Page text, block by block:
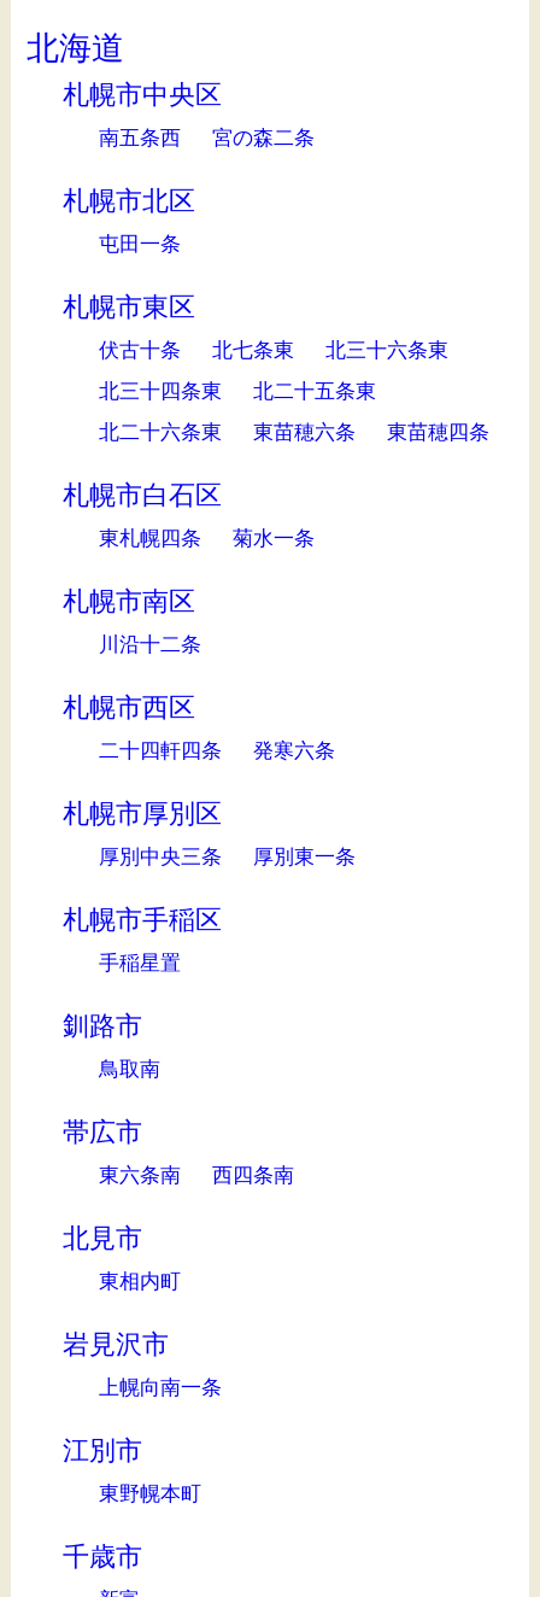
北海道
札幌市中央区
南五条西 宮の森二条
札幌市北区
屯田一条
札幌市東区
伏古十条 北七条東
北三十六条東
北三十四条東
北二十五条東
北二十六条東
東苗穂六条 東苗穂四条
札幌市白石区
東札幌四条 菊水一条
札幌市南区
川沿十二条
札幌市西区
二十四軒四条 発寒六条
札幌市厚別区
厚別中央三条 厚別東一条
札幌市手稲区
手稲星置
釧路市
鳥取南
帯広市
東六条南 西四条南
北見市
東相内町
岩見沢市
上幌向南一条
江別市
東野幌本町
千歳市